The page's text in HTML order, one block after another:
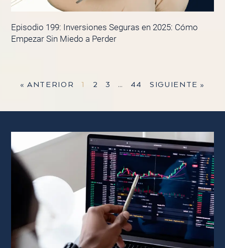
Episodio 199: Inversiones Seguras en 2025: Cómo
Empezar Sin Miedo a Perder
« ANTERIOR 1 2 3 … 44 SIGUIENTE »